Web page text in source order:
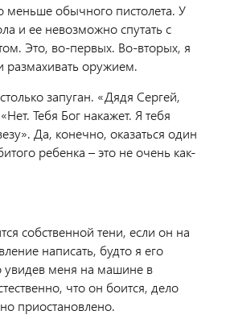
меньше обычного пистолета. У
и ее невозможно спутать с
Это, во-первых. Во-вторых, я
оружием.
запуган. «Дядя Сергей,
Тебя Бог накажет. Я тебя
Да, конечно, оказаться один
ребенка – это не очень как-
собственной тени, если он на
написать, будто я его
увидев меня на машине в
что он боится, дело
приостановлено.